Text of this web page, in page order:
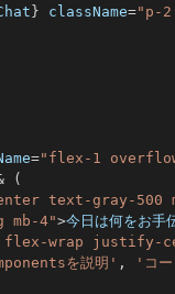
} className="p-
="flex-1
(
text-gray-500
4">今日は何をお手
wrap justify-
を説明' ,
'コ